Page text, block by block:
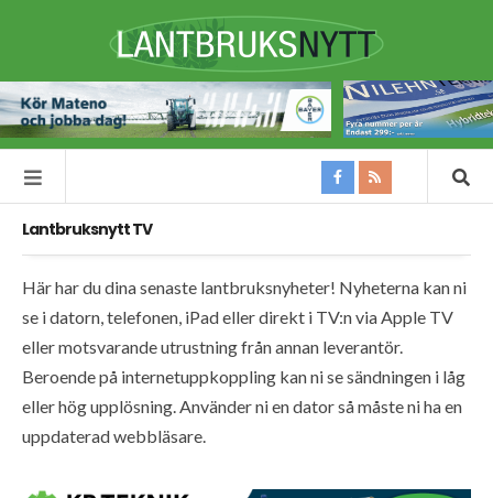
Lantbruksnytt TV
Här har du dina senaste lantbruksnyheter! Nyheterna kan ni
se i datorn, telefonen, iPad eller direkt i TV:n via Apple TV
eller motsvarande utrustning från annan leverantör.
Beroende på internetuppkoppling kan ni se sändningen i låg
eller hög upplösning. Använder ni en dator så måste ni ha en
uppdaterad webbläsare.